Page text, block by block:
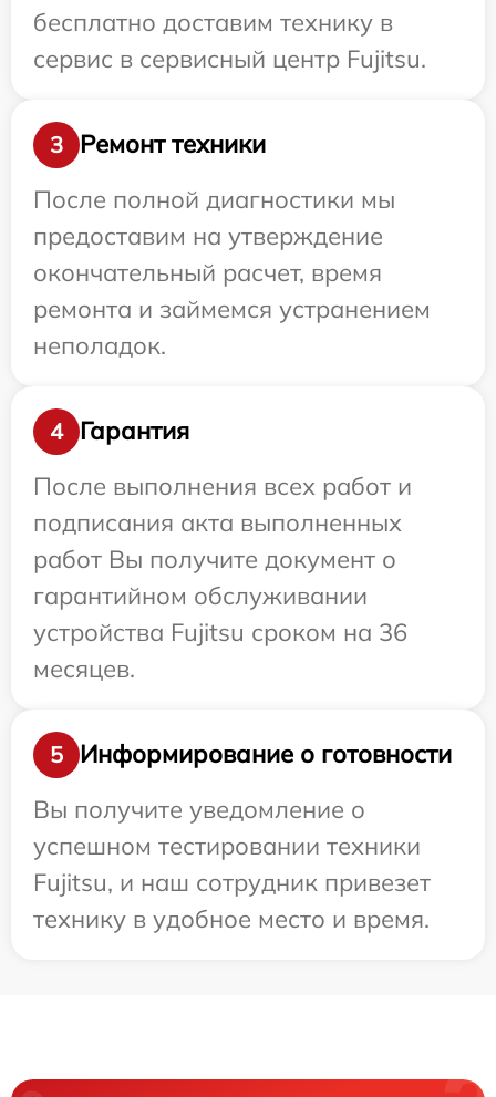
бесплатно доставим технику в
сервис в сервисный центр Fujitsu.
3
Ремонт техники
После полной диагностики мы
предоставим на утверждение
окончательный расчет, время
ремонта и займемся устранением
неполадок.
4
Гарантия
После выполнения всех работ и
подписания акта выполненных
работ Вы получите документ о
гарантийном обслуживании
устройства Fujitsu сроком на 36
месяцев.
5
Информирование о готовности
Вы получите уведомление о
успешном тестировании техники
Fujitsu, и наш сотрудник привезет
технику в удобное место и время.